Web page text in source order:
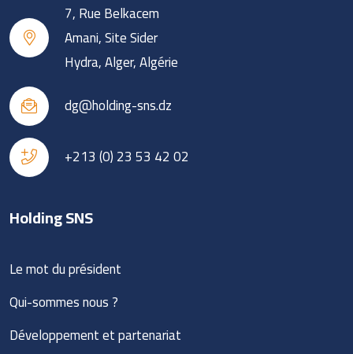
7, Rue Belkacem
Amani, Site Sider
Hydra, Alger, Algérie
dg@holding-sns.dz
+213 (0) 23 53 42 02
Holding SNS
Le mot du président
Qui-sommes nous ?
Développement et partenariat